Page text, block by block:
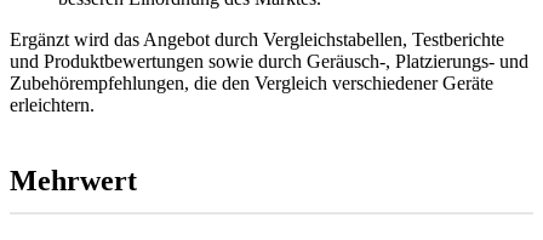
Ergänzt wird das Angebot durch Vergleichstabellen, Testberichte
und Produktbewertungen sowie durch Geräusch-, Platzierungs- und
Zubehörempfehlungen, die den Vergleich verschiedener Geräte
erleichtern.
Mehrwert